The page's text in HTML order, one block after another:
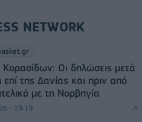
NETWORK
Κορασίδων: Οι δηλώσεις μετά
επί της Δανίας και πριν από
με τη Νορβηγία
- 19:19